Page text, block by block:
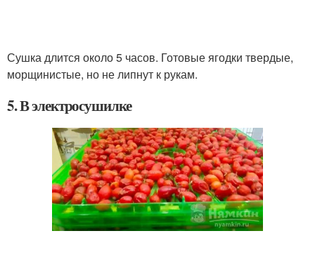
Сушка длится около 5 часов. Готовые ягодки твердые,
морщинистые, но не липнут к рукам.
5. В электросушилке